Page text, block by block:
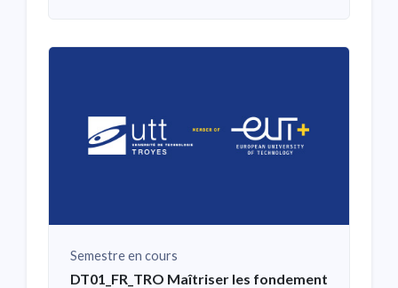
Semestre en cours
DT01_FR_TRO Maîtriser les fondements et les